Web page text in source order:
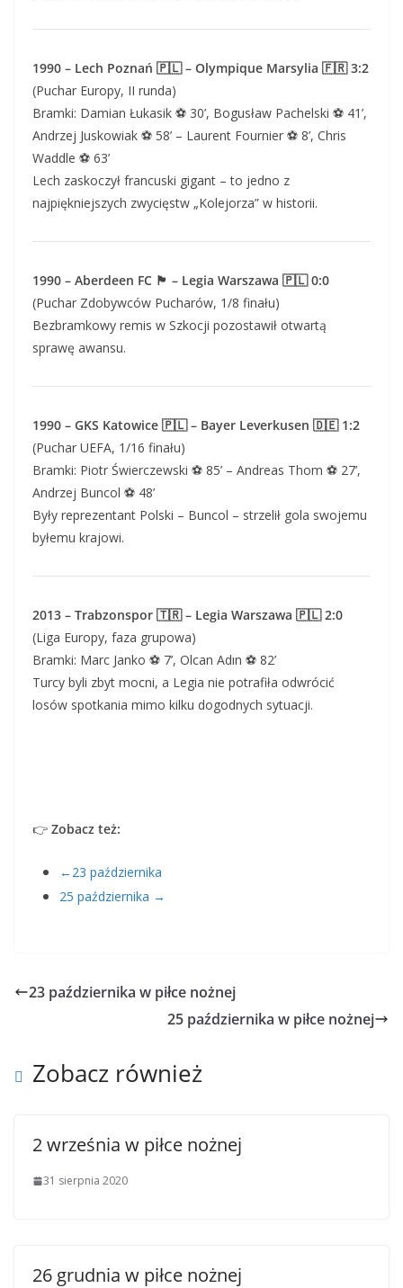
1990 – Lech Poznań 🇵🇱 – Olympique Marsylia 🇫🇷 3:2
(Puchar Europy, II runda)
Bramki: Damian Łukasik ⚽ 30’, Bogusław Pachelski ⚽ 41’,
Andrzej Juskowiak ⚽ 58’ – Laurent Fournier ⚽ 8’, Chris
Waddle ⚽ 63’
Lech zaskoczył francuski gigant – to jedno z
najpiękniejszych zwycięstw „Kolejorza” w historii.
1990 – Aberdeen FC 🏴 – Legia Warszawa 🇵🇱 0:0
(Puchar Zdobywców Pucharów, 1/8 finału)
Bezbramkowy remis w Szkocji pozostawił otwartą
sprawę awansu.
1990 – GKS Katowice 🇵🇱 – Bayer Leverkusen 🇩🇪 1:2
(Puchar UEFA, 1/16 finału)
Bramki: Piotr Świerczewski ⚽ 85’ – Andreas Thom ⚽ 27’,
Andrzej Buncol ⚽ 48’
Były reprezentant Polski – Buncol – strzelił gola swojemu
byłemu krajowi.
2013 – Trabzonspor 🇹🇷 – Legia Warszawa 🇵🇱 2:0
(Liga Europy, faza grupowa)
Bramki: Marc Janko ⚽ 7’, Olcan Adın ⚽ 82’
Turcy byli zbyt mocni, a Legia nie potrafiła odwrócić
losów spotkania mimo kilku dogodnych sytuacji.
👉 Zobacz też:
←23 października
25 października →
23 października w piłce nożnej
25 października w piłce nożnej
Zobacz również
2 września w piłce nożnej
31 sierpnia 2020
26 grudnia w piłce nożnej